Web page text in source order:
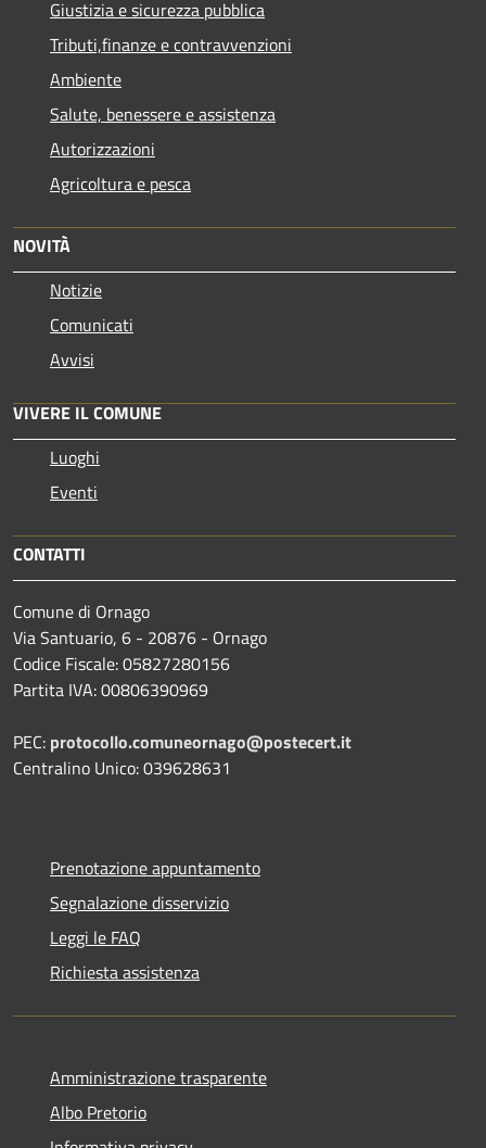
Giustizia e sicurezza pubblica
Tributi,finanze e contravvenzioni
Ambiente
Salute, benessere e assistenza
Autorizzazioni
Agricoltura e pesca
NOVITÀ
Notizie
Comunicati
Avvisi
VIVERE IL COMUNE
Luoghi
Eventi
CONTATTI
Comune di Ornago
Via Santuario, 6 - 20876 - Ornago
Codice Fiscale: 05827280156
Partita IVA: 00806390969
PEC: protocollo.comuneornago@postecert.it
Centralino Unico: 039628631
Prenotazione appuntamento
Segnalazione disservizio
Leggi le FAQ
Richiesta assistenza
Amministrazione trasparente
Albo Pretorio